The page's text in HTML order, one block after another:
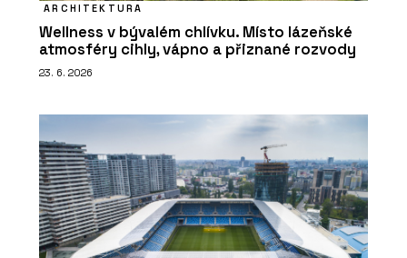
ARCHITEKTURA
Wellness v bývalém chlívku. Místo lázeňské
atmosféry cihly, vápno a přiznané rozvody
23. 6. 2026